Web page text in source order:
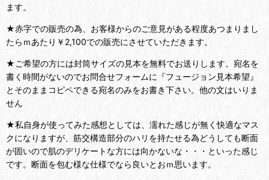
ます。
★赤字での販売の為、お客様からのご意見がある程度あつまりまし
たらｍあたり￥2,100での販売にさせていただきます。
★ご希望の方には封筒サイズの見本を無料でお送りします。宛名を
書く時間がないのでお問合せフォームに『フュージョン見本希望』
とそのままコピペできる宛名のみをお書き下さい。他の文はいりま
せん
★私自身が使ってみた感想としては、濡れた感じが無く快適なマス
クになりますが、筋交構造部分のハリを持たせる為どうしても断面
が固いので肌のデリケートな方には向かないな・・・といった感じ
です。断面を包む様な仕様でなら良いとおｍ思います。